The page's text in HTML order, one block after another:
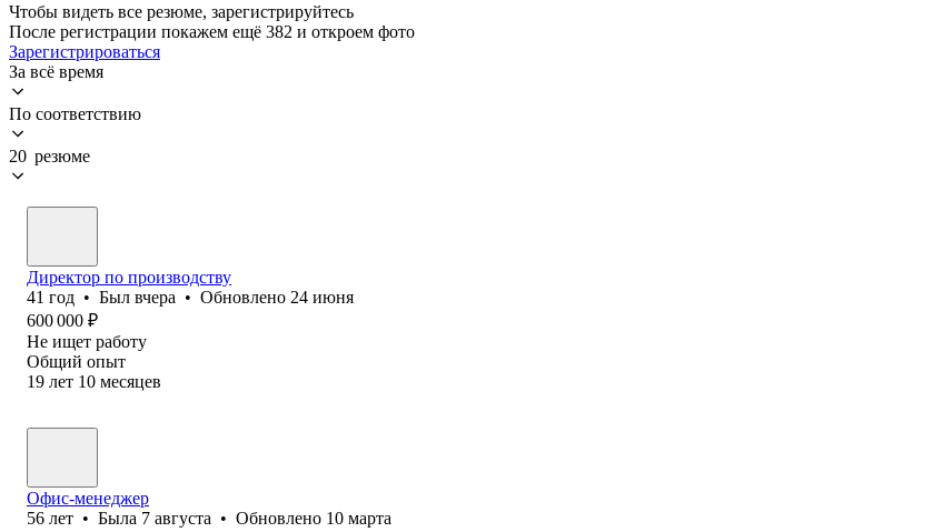
Чтобы видеть все резюме, зарегистрируйтесь
После регистрации покажем ещё 382 и откроем фото
Зарегистрироваться
За всё время
По соответствию
20 резюме
Директор по производству
41 год • Был вчера • Обновлено 24 июня
600 000 ₽
Не ищет работу
Общий опыт
19 лет 10 месяцев
Офис-менеджер
56 лет • Была 7 августа • Обновлено 10 марта